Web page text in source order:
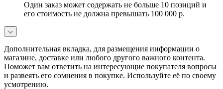
Один заказ может содержать не больше 10 позиций и
его стоимость не должна превышать 100 000 р.
Дополнительная вкладка, для размещения информации о
магазине, доставке или любого другого важного контента.
Поможет вам ответить на интересующие покупателя вопросы
и развеять его сомнения в покупке. Используйте её по своему
усмотрению.